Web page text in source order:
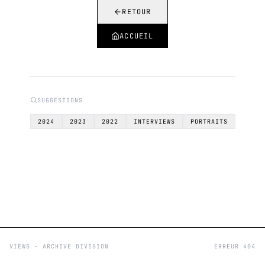
RETOUR
ACCUEIL
SUGGESTIONS
2024 2023 2022 INTERVIEWS PORTRAITS
VIEWS - ARCHIVE DIVISION ERREUR 404